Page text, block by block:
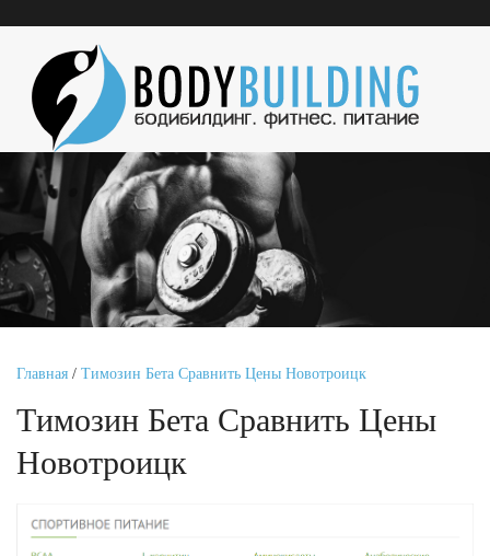
Главная / Tимозин Бета Сравнить Цены Новотроицк
Tимозин Бета Сравнить Цены
Новотроицк